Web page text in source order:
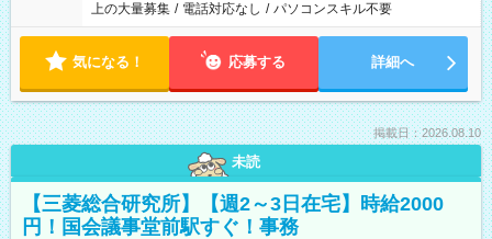
上の大量募集 / 電話対応なし / パソコンスキル不要
気になる！ 応募する 詳細へ
掲載日：2026.08.10
未読
【三菱総合研究所】【週2～3日在宅】時給2000
円！国会議事堂前駅すぐ！事務